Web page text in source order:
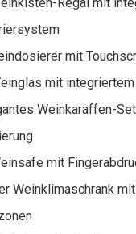
mit
mit
Weinkaraffen-
mit
Weinklimaschrank